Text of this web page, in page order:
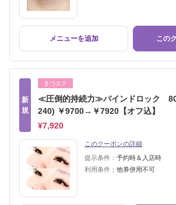
メニューを追加 この
新
規
まつエク
≪圧倒的持続力≫バインドロック
240) ￥9700→￥7920【オフ込】
¥7,920
このクーポンの詳細
提示条件： 予約時＆入店時
利用条件： 他券併用不可